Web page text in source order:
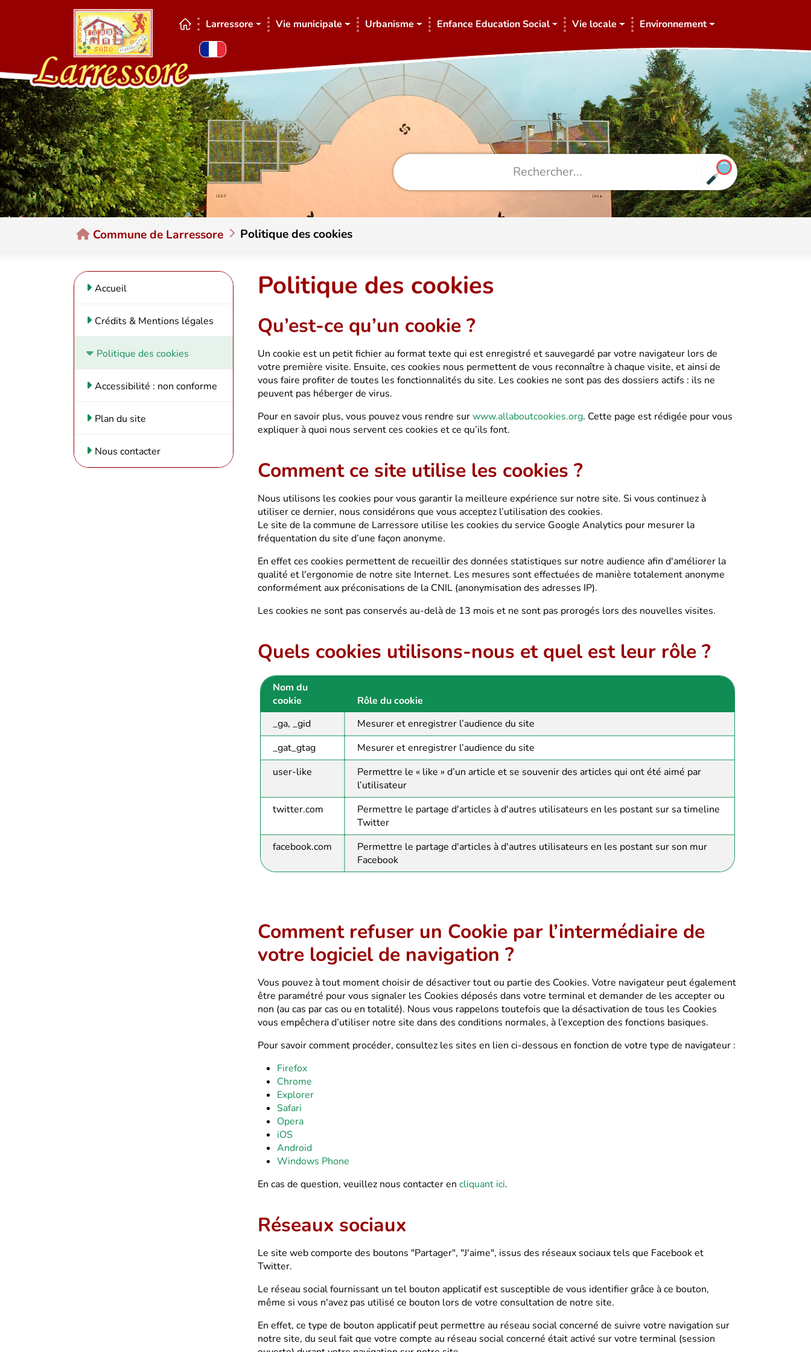
Aller au contenu principal
Larressore
Vie municipale Urbanisme Enfance Education Social Vie locale Environnement
Commune de Larressore Politique des cookies
Accueil
Crédits & Mentions légales
Politique des cookies
Accessibilité : non conforme
Plan du site
Nous contacter
Politique des cookies
Qu’est-ce qu’un cookie ?
Un cookie est un petit fichier au format texte qui est enregistré et sauvegardé par votre navigateur lors de
votre première visite. Ensuite, ces cookies nous permettent de vous reconnaître à chaque visite, et ainsi de
vous faire profiter de toutes les fonctionnalités du site. Les cookies ne sont pas des dossiers actifs : ils ne
peuvent pas héberger de virus.
Pour en savoir plus, vous pouvez vous rendre surwww.allaboutcookies.org. Cette page est rédigée pour vous
expliquer à quoi nous servent ces cookies et ce qu’ils font.
Comment ce site utilise les cookies ?
Nous utilisons les cookies pour vous garantir la meilleure expérience sur notre site. Si vous continuez à
utiliser ce dernier, nous considérons que vous acceptez l’utilisation des cookies.
Le site de la commune de Larressore utilise les cookies du service Google Analytics pour mesurer la
fréquentation du site d’une façon anonyme.
En effet ces cookies permettent de recueillir des données statistiques sur notre audience afin d'améliorer la
qualité et l'ergonomie de notre site Internet. Les mesures sont effectuées de manière totalement anonyme
conformément aux préconisations de la CNIL (anonymisation des adresses IP).
Les cookies ne sont pas conservés au-delà de 13 mois et ne sont pas prorogés lors des nouvelles visites.
Quels cookies utilisons-nous et quel est leur rôle ?
Nom du
cookie
Rôle du cookie
_ga, _gid
Mesurer et enregistrer l’audience du site
_gat_gtag
Mesurer et enregistrer l’audience du site
user-like
Permettre le « like » d’un article et se souvenir des articles qui ont été aimé par
l’utilisateur
twitter.com
Permettre le partage d'articles à d'autres utilisateurs en les postant sur sa timeline
Twitter
facebook.com
Permettre le partage d'articles à d'autres utilisateurs en les postant sur son mur
Facebook
Comment refuser un Cookie par l’intermédiaire de
votre logiciel de navigation ?
Vous pouvez à tout moment choisir de désactiver tout ou partie des Cookies. Votre navigateur peut également
être paramétré pour vous signaler les Cookies déposés dans votre terminal et demander de les accepter ou
non (au cas par cas ou en totalité). Nous vous rappelons toutefois que la désactivation de tous les Cookies
vous empêchera d’utiliser notre site dans des conditions normales, à l’exception des fonctions basiques.
Pour savoir comment procéder, consultez les sites en lien ci-dessous en fonction de votre type de navigateur :
Firefox
Chrome
Explorer
Safari
Opera
iOS
Android
Windows Phone
En cas de question, veuillez nous contacter en cliquant ici.
Réseaux sociaux
Le site web comporte des boutons "Partager", "J'aime", issus des réseaux sociaux tels que Facebook et
Twitter.
Le réseau social fournissant un tel bouton applicatif est susceptible de vous identifier grâce à ce bouton,
même si vous n'avez pas utilisé ce bouton lors de votre consultation de notre site.
En effet, ce type de bouton applicatif peut permettre au réseau social concerné de suivre votre navigation sur
notre site, du seul fait que votre compte au réseau social concerné était activé sur votre terminal (session